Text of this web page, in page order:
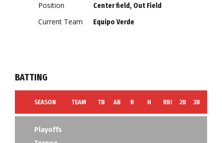
Position Center field, Out Field
Current Team Equipo Verde
BATTING
SEASON TEAM TB AB R H RBI 2B 3B
Playoffs